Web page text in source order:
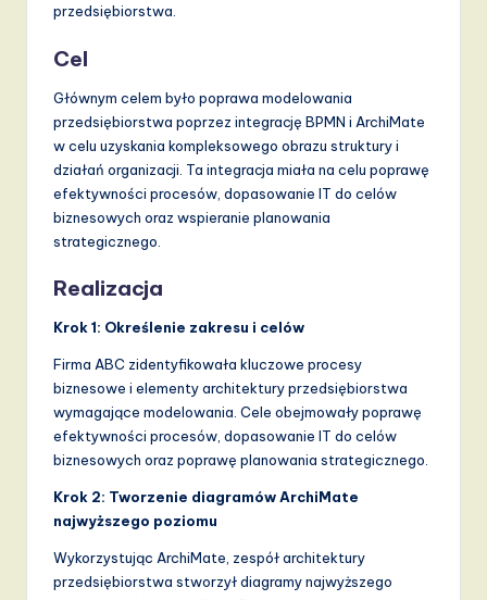
przedsiębiorstwa.
Cel
Głównym celem było poprawa modelowania
przedsiębiorstwa poprzez integrację BPMN i ArchiMate
w celu uzyskania kompleksowego obrazu struktury i
działań organizacji. Ta integracja miała na celu poprawę
efektywności procesów, dopasowanie IT do celów
biznesowych oraz wspieranie planowania
strategicznego.
Realizacja
Krok 1: Określenie zakresu i celów
Firma ABC zidentyfikowała kluczowe procesy
biznesowe i elementy architektury przedsiębiorstwa
wymagające modelowania. Cele obejmowały poprawę
efektywności procesów, dopasowanie IT do celów
biznesowych oraz poprawę planowania strategicznego.
Krok 2: Tworzenie diagramów ArchiMate
najwyższego poziomu
Wykorzystując ArchiMate, zespół architektury
przedsiębiorstwa stworzył diagramy najwyższego